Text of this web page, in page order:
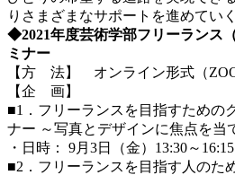
りさまざまなサポートを進めていく
◆2021年度芸術学部フリーランス
ミナー
【方 法】 オンライン形式（
【企 画】
■1．フリーランスを目指すための
ナー ～写真とデザインに焦点を当
・日時： 9月3日（金）13:30～16:15
■2．フリーランスを目指す人のた